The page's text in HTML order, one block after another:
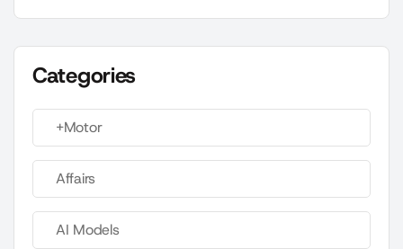
Categories
+Motor
Affairs
AI Models